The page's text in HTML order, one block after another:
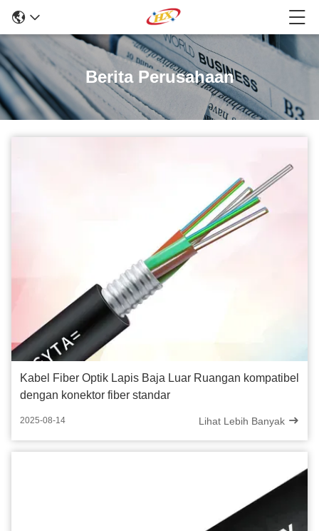
Berita Perusahaan
Kabel Fiber Optik Lapis Baja Luar Ruangan kompatibel
dengan konektor fiber standar
2025-08-14 Lihat Lebih Banyak